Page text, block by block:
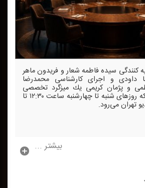
كنندگی سیده فاطمه شعار و فریدون ماهر
داودی و اجرای كارشناسی محمدرضا
و پژمان كریمی یك میزگرد تخصصی
سیاسی محور است كه روزهای شنبه تا چهارشنبه ساعت ۱۲:۳۰ تا
بیشتر ...